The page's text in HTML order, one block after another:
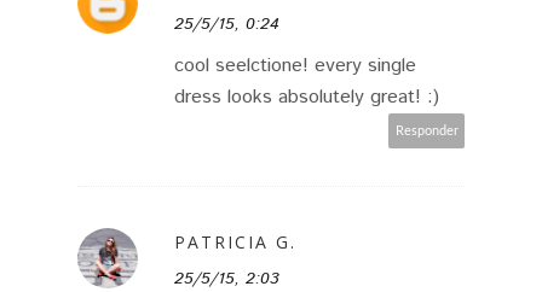
25/5/15, 0:24
cool seelctione! every single
dress looks absolutely great! :)
Responder
PATRICIA G.
25/5/15, 2:03